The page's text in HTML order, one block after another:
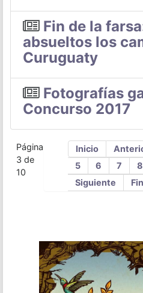
Fin de la
absueltos los
Curuguaty
Fotografías
Concurso 2017
Página
3 de
10
Inicio
5
6 7 8
Siguiente